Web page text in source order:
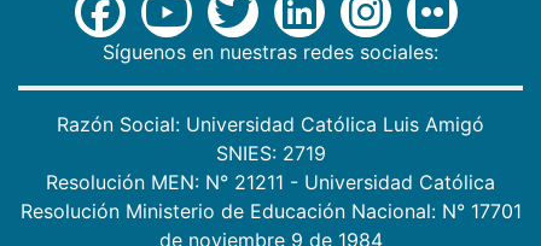
Síguenos en nuestras redes sociales:
Razón Social: Universidad Católica Luis Amigó
SNIES: 2719
Resolución MEN: N° 21211 - Universidad Católica
Resolución Ministerio de Educación Nacional: N° 17701
de noviembre 9 de 1984